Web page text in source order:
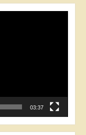
03:37